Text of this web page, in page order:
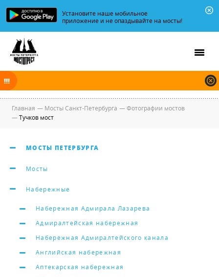
Установите наше мобильное
приложение и не опаздывайте на мосты!
разводятся по графику.
Главная — Мосты Санкт-Петербурга —Фотографии мостов
—Тучков мост
МОСТЫ ПЕТЕРБУРГА
Мосты
Набережные
Набережная Адмирала Лазарева
Адмиралтейская набережная
Набережная Адмиралтейского канала
Английская набережная
Аптекарская набережная